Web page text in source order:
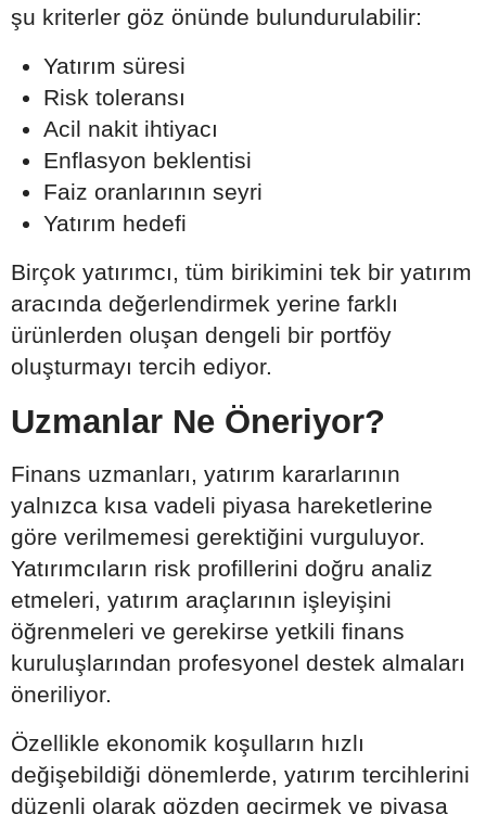
şu kriterler göz önünde bulundurulabilir:
Yatırım süresi
Risk toleransı
Acil nakit ihtiyacı
Enflasyon beklentisi
Faiz oranlarının seyri
Yatırım hedefi
Birçok yatırımcı, tüm birikimini tek bir yatırım
aracında değerlendirmek yerine farklı
ürünlerden oluşan dengeli bir portföy
oluşturmayı tercih ediyor.
Uzmanlar Ne Öneriyor?
Finans uzmanları, yatırım kararlarının
yalnızca kısa vadeli piyasa hareketlerine
göre verilmemesi gerektiğini vurguluyor.
Yatırımcıların risk profillerini doğru analiz
etmeleri, yatırım araçlarının işleyişini
öğrenmeleri ve gerekirse yetkili finans
kuruluşlarından profesyonel destek almaları
öneriliyor.
Özellikle ekonomik koşulların hızlı
değişebildiği dönemlerde, yatırım tercihlerini
düzenli olarak gözden geçirmek ve piyasa